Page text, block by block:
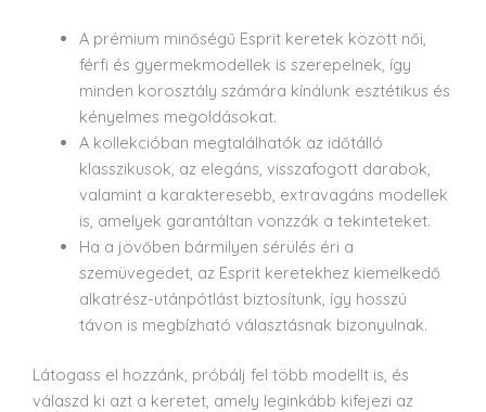
A prémium minőségű Esprit keretek között női,
férfi és gyermekmodellek is szerepelnek, így
minden korosztály számára kínálunk esztétikus és
kényelmes megoldásokat.
A kollekcióban megtalálhatók az időtálló
klasszikusok, az elegáns, visszafogott darabok,
valamint a karakteresebb, extravagáns modellek
is, amelyek garantáltan vonzzák a tekinteteket.
Ha a jövőben bármilyen sérülés éri a
szemüvegedet, az Esprit keretekhez kiemelkedő
alkatrész-utánpótlást biztosítunk, így hosszú
távon is megbízható választásnak bizonyulnak.
Látogass el hozzánk, próbálj fel több modellt is, és
válaszd ki azt a keretet, amely leginkább kifejezi az